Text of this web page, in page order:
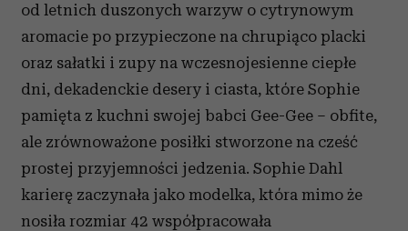
od letnich duszonych warzyw o cytrynowym
aromacie po przypieczone na chrupiąco placki
oraz sałatki i zupy na wczesnojesienne ciepłe
dni, dekadenckie desery i ciasta, które Sophie
pamięta z kuchni swojej babci Gee-Gee – obfite,
ale zrównoważone posiłki stworzone na cześć
prostej przyjemności jedzenia. Sophie Dahl
karierę zaczynała jako modelka, która mimo że
nosiła rozmiar 42 współpracowała